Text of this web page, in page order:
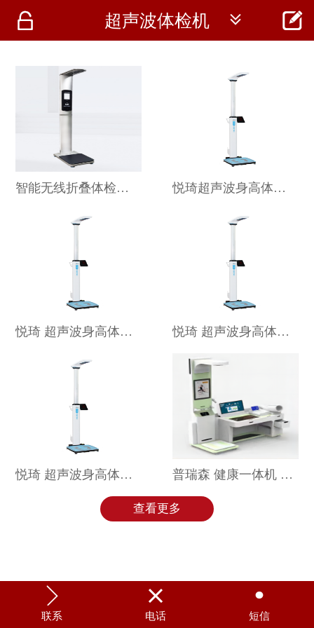
 首页
医疗资讯
 超声波体检机  
智能无线折叠体检机 SK-L09 悦琦超声波身高体重测量仪SG-1001SA
悦琦 超声波身高体重测量仪 SG-1001SC 悦琦 超声波身高体重测量仪 SG-1001A
悦琦 超声波身高体重测量仪 SG-1001C 普瑞森 健康一体机 PRS-X5
查看更多

联系

电话

短信